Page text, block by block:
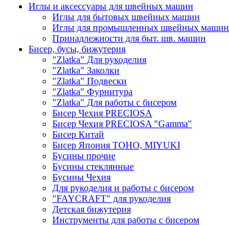
Иглы и аксессуары для швейных машин
Иглы для бытовых швейных машин
Иглы для промышленных швейных машин
Принадлежности для быт. шв. машин
Бисер, бусы, бижутерия
"Zlatka" Для рукоделия
"Zlatka" Заколки
"Zlatka" Подвески
"Zlatka" Фурнитура
"Zlatka" Для работы с бисером
Бисер Чехия PRECIOSA
Бисер Чехия PRECIOSA "Gamma"
Бисер Китай
Бисер Япония TOHO, MIYUKI
Бусины прочие
Бусины стеклянные
Бусины Чехия
Для рукоделия и работы с бисером
"FAYCRAFT" для рукоделия
Детская бижутерия
Инструменты для работы с бисером